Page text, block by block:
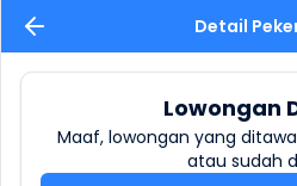
Detail
Lowongan
Maaf, lowongan yang
atau sudah